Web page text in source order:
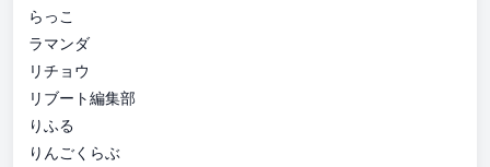
らっこ
ラマンダ
リチョウ
リブート編集部
りふる
りんごくらぶ